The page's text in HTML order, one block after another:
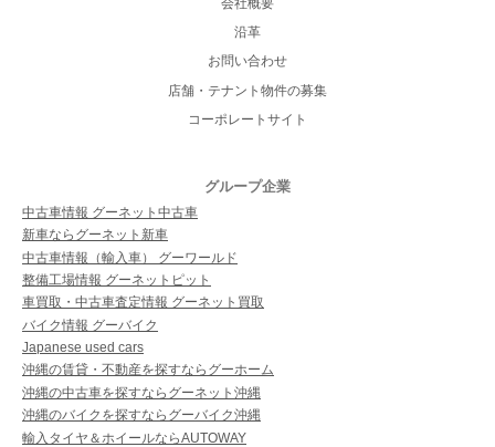
沿革
お問い合わせ
店舗・テナント物件の募集
コーポレートサイト
グループ企業
中古車情報 グーネット中古車
新車ならグーネット新車
中古車情報（輸入車） グーワールド
整備工場情報 グーネットピット
車買取・中古車査定情報 グーネット買取
バイク情報 グーバイク
Japanese used cars
沖縄の賃貸・不動産を探すならグーホーム
沖縄の中古車を探すならグーネット沖縄
沖縄のバイクを探すならグーバイク沖縄
輸入タイヤ＆ホイールならAUTOWAY